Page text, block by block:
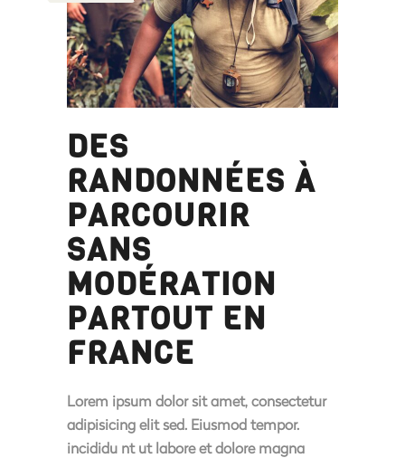
DES
RANDONNÉES À
PARCOURIR
SANS
MODÉRATION
PARTOUT EN
FRANCE
Lorem ipsum dolor sit amet, consectetur
adipisicing elit sed. Eiusmod tempor.
incididu nt ut labore et dolore magna